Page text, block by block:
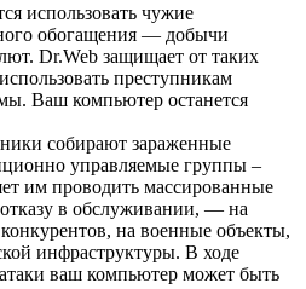
использовать чужие
обогащения — добычи
Dr.Web защищает от таких
преступникам
Ваш компьютер останется
собирают зараженные
управляемые группы –
им проводить массированные
в обслуживании, — на
на военные объекты,
инфраструктуры. В ходе
ваш компьютер может быть